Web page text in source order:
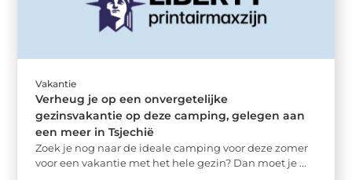
Vakantie
Verheug je op een onvergetelijke
gezinsvakantie op deze camping, gelegen aan
een meer in Tsjechië
Zoek je nog naar de ideale camping voor deze zomer
voor een vakantie met het hele gezin? Dan moet je ...